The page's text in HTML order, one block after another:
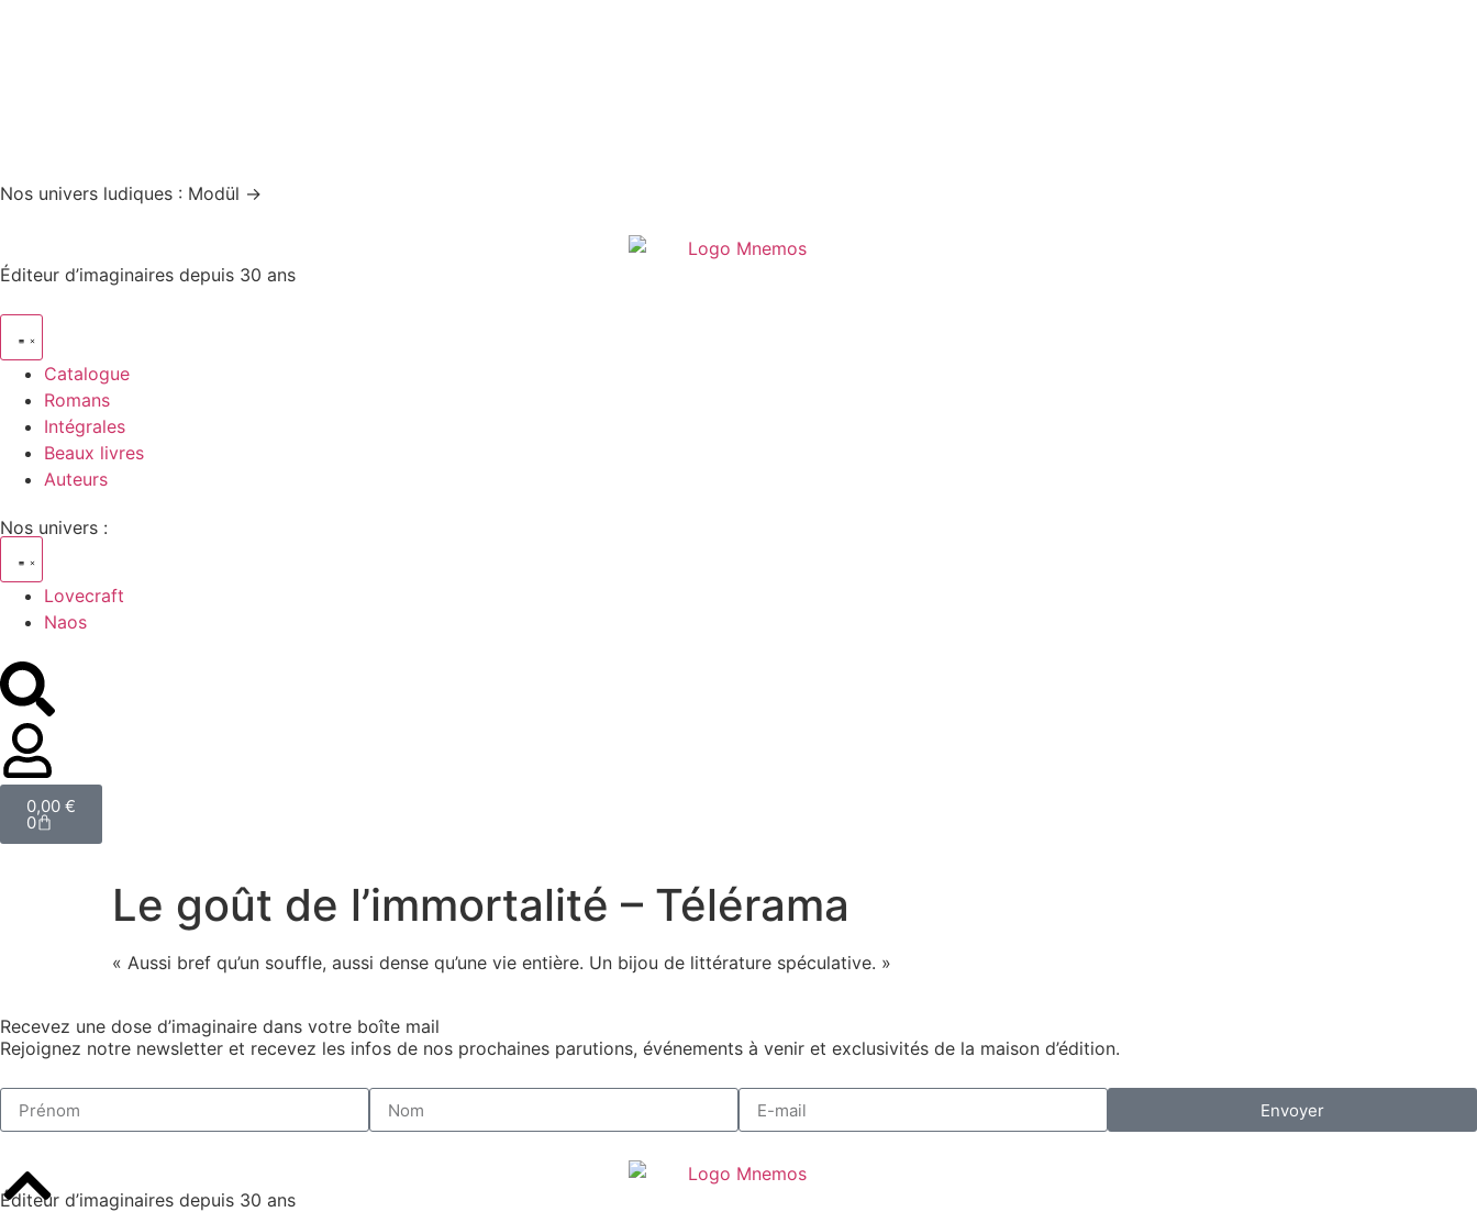
Nos univers ludiques : Modül →
Éditeur d’imaginaires depuis 30 ans
Catalogue
Romans
Intégrales
Beaux livres
Auteurs
Nos univers :
Lovecraft
Naos
0,00 €
0
Le goût de l’immortalité – Télérama
« Aussi bref qu’un souffle, aussi dense qu’une vie entière. Un bijou de littérature spéculative. »
Recevez une dose d’imaginaire dans votre boîte mail
Rejoignez notre newsletter et recevez les infos de nos prochaines parutions, événements à venir et exclusivités de la maison d’édition.
Envoyer
Éditeur d’imaginaires depuis 30 ans